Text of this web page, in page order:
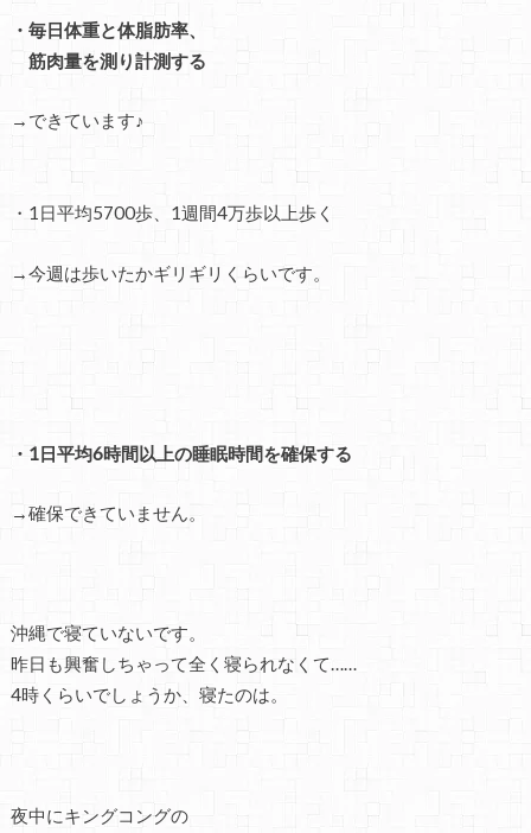
・毎日体重と体脂肪率、
筋肉量を測り計測する
→できています♪
・1日平均5700歩、1週間4万歩以上歩く
→今週は歩いたかギリギリくらいです。
・1日平均6時間以上の睡眠時間を確保する
→確保できていません。
沖縄で寝ていないです。
昨日も興奮しちゃって全く寝られなくて……
4時くらいでしょうか、寝たのは。
夜中にキングコングの